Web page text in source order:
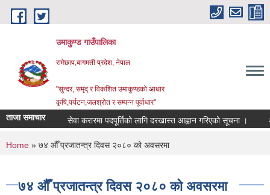
Skip to main content
उमाकुण्ड गाउँपालिका
रामेछाप,बागमती प्रदेश, नेपाल
"सुन्दर, समृद् र विकशित उमाकुण्डको आधार
कृषि,पर्यटन,जलश्रोत र सम्पन्न पूर्वाधार"
ताजा समाचार सेवा करारमा पदपूर्तिको लागि दरखास्त आह्वान गरिएको सूचना ।
You are here
Home » ७४ ‌‌औँ प्रजातन्‍‍त्र दिवस २०८० को अवसरमा
७४ ‌‌औँ प्रजातन्‍‍त्र दिवस २०८० को अवसरमा